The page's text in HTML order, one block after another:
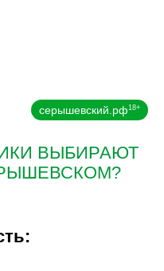
серышевский.рф18+
ВЫБИРАЮТ